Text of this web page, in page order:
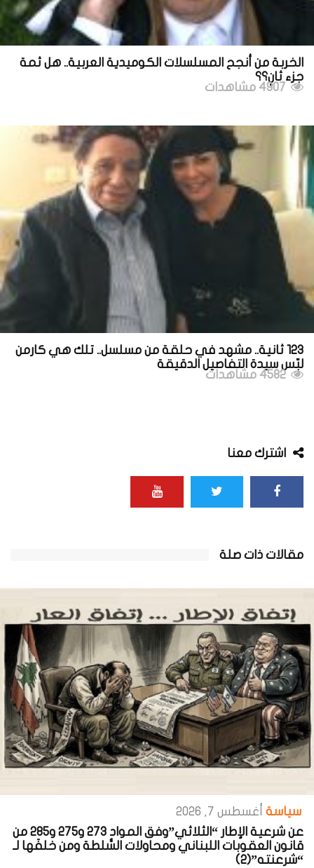
الخربة من أنجح المسلسلات الكوميدية العربية.. هل ثمة
جزء ثانٍ؟؟
123 ثانية.. مشهد في حلقة من مسلسل.. تلك هي كارمن
لبّس سيدة التفاصيل الدقيقة
4582 مشاهدات
اشترك معنا
مقالات ذات صلة
سياسة أغسطس 7, 2026
عن شرعية الإطار “الثلاثي”وفق المواد 273 و275 و285 من
قانون العقوبات اللبناني ومحاولات السُّلطة ومن خلفَها لـ
“شرعنته”(2)